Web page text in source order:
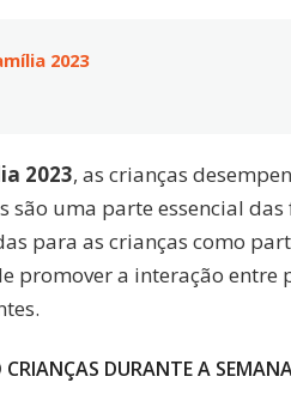
2023
2023, as crianças
são uma parte essencial
para as crianças como
promover a interação entre
DURANTE A